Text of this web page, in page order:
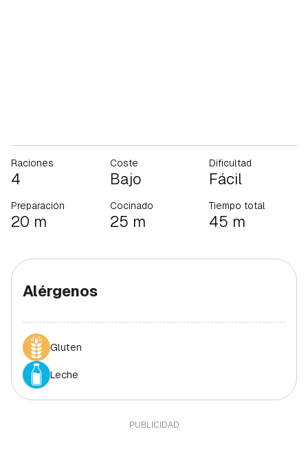
Raciones
4
Coste
Bajo
Dificultad
Fácil
Preparación
20 m
Cocinado
25 m
Tiempo total
45 m
Alérgenos
Gluten
Leche